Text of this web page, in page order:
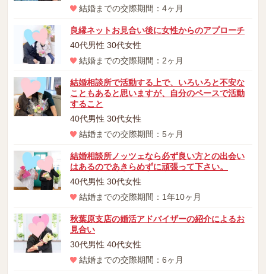
結婚までの交際期間：4ヶ月
良縁ネットお見合い後に女性からのアプローチ
40代男性 30代女性
結婚までの交際期間：2ヶ月
結婚相談所で活動する上で、いろいろと不安な
こともあると思いますが、自分のペースで活動
すること
40代男性 30代女性
結婚までの交際期間：5ヶ月
結婚相談所ノッツェなら必ず良い方との出会い
はあるのであきらめずに頑張って下さい。
40代男性 30代女性
結婚までの交際期間：1年10ヶ月
秋葉原支店の婚活アドバイザーの紹介によるお
見合い
30代男性 40代女性
結婚までの交際期間：6ヶ月